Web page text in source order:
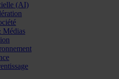
(AI)
Médias